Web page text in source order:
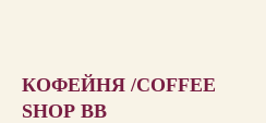
КОФЕЙНЯ /COFFEE
SHOP BB